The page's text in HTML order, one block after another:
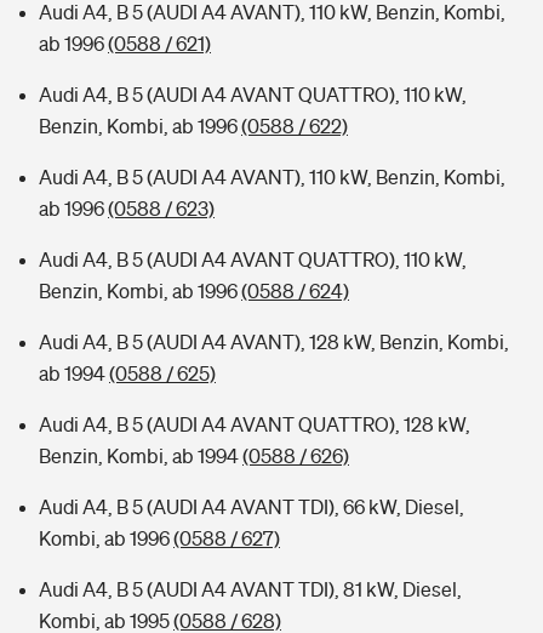
Audi A4, B 5 (AUDI A4 AVANT), 110 kW, Benzin, Kombi,
ab 1996(0588 / 621)
Audi A4, B 5 (AUDI A4 AVANT QUATTRO), 110 kW,
Benzin, Kombi, ab 1996(0588 / 622)
Audi A4, B 5 (AUDI A4 AVANT), 110 kW, Benzin, Kombi,
ab 1996(0588 / 623)
Audi A4, B 5 (AUDI A4 AVANT QUATTRO), 110 kW,
Benzin, Kombi, ab 1996(0588 / 624)
Audi A4, B 5 (AUDI A4 AVANT), 128 kW, Benzin, Kombi,
ab 1994(0588 / 625)
Audi A4, B 5 (AUDI A4 AVANT QUATTRO), 128 kW,
Benzin, Kombi, ab 1994(0588 / 626)
Audi A4, B 5 (AUDI A4 AVANT TDI), 66 kW, Diesel,
Kombi, ab 1996(0588 / 627)
Audi A4, B 5 (AUDI A4 AVANT TDI), 81 kW, Diesel,
Kombi, ab 1995(0588 / 628)